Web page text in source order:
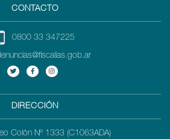
CONTACTO
0800 33 347225
DIRECCIÓN
Colón Nº 1333 (C1063ADA)